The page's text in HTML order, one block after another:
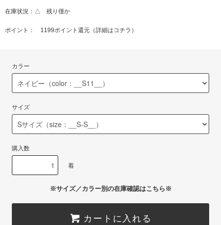
在庫状況：△ 残り僅か
ポイント： 1199ポイント還元（詳細はコチラ ）
カラー
サイズ
購入数
着
※サイズ／カラー別の在庫確認はこちら※
カートに入れる